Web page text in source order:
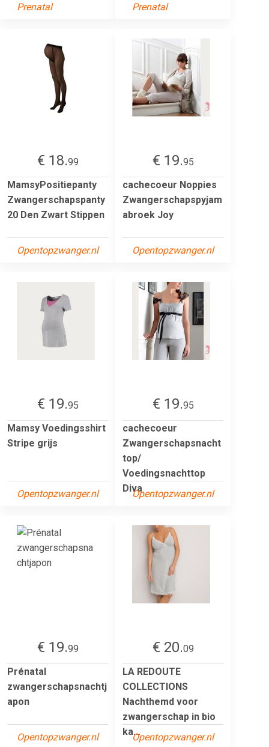
Prenatal Prenatal
€ 18.99
MamsyPositiepanty
Zwangerschapspanty
20 Den Zwart Stippen
Opentopzwanger.nl
€ 19.95
cachecoeur Noppies
Zwangerschapspyjam
abroek Joy
Opentopzwanger.nl
€ 19.95
Mamsy Voedingsshirt
Stripe grijs
Opentopzwanger.nl
€ 19.95
cachecoeur
Zwangerschapsnacht
top/
Voedingsnachttop
DivaOpentopzwanger.nl
€ 19.99
Prénatal
zwangerschapsnachtj
apon
Opentopzwanger.nl
€ 20.09
LA REDOUTE
COLLECTIONS
Nachthemd voor
zwangerschap in bio
ka...Opentopzwanger.nl